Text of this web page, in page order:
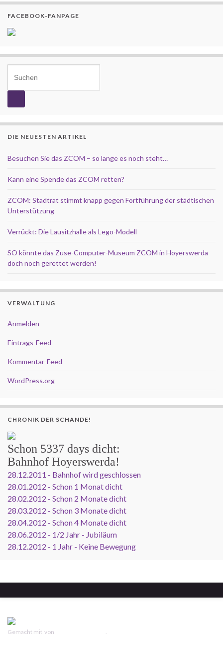
FACEBOOK-FANPAGE
DIE NEUESTEN ARTIKEL
Besuchen Sie das ZCOM – so lange es noch steht…
Kann eine Spende das ZCOM retten?
ZCOM: Stadtrat stimmt knapp gegen Fortführung der städtischen
Unterstützung
Verrückt: Die Lausitzhalle als Lego-Modell
SO könnte das Zuse-Computer-Museum ZCOM in Hoyerswerda
doch noch gerettet werden!
VERWALTUNG
Anmelden
Eintrags-Feed
Kommentar-Feed
WordPress.org
CHRONIK DER SCHANDE!
Schon 5337 days dicht:
Bahnhof Hoyerswerda!
28.12.2011 - Bahnhof wird geschlossen
28.01.2012 - Schon 1 Monat dicht
28.02.2012 - Schon 2 Monate dicht
28.03.2012 - Schon 3 Monate dicht
28.04.2012 - Schon 4 Monate dicht
28.06.2012 - 1/2 Jahr - Jubiläum
28.12.2012 - 1 Jahr - Keine Bewegung
Gemacht mit von .